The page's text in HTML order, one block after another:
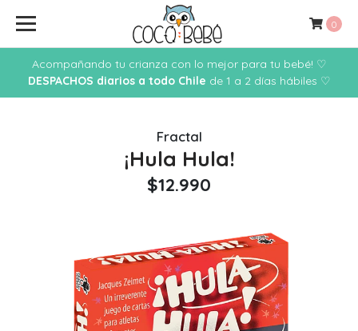
Acompañando tu crianza con lo mejor para tu bebé! ♡
DESPACHOS diarios a todo Chile de 1 a 2 días hábiles ♡
0
Fractal
¡Hula Hula!
$12.990